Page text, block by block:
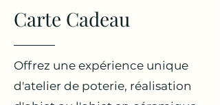
Carte Cadeau
Offrez une expérience unique
d'atelier de poterie, réalisation